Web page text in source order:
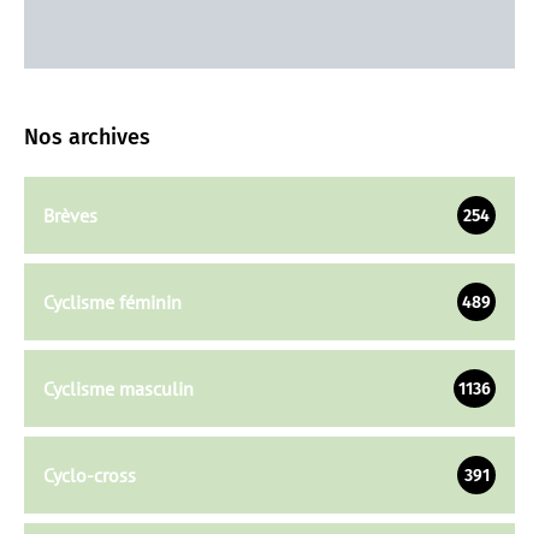
Nos archives
Brèves 254
Cyclisme féminin 489
Cyclisme masculin 1136
Cyclo-cross 391